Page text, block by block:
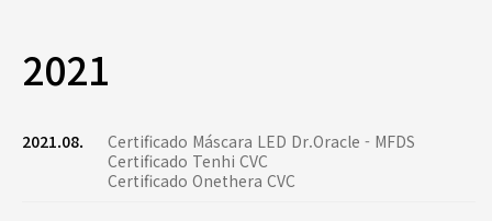
2021
2021.08.
Certificado Máscara LED Dr.Oracle - MFDS
Certificado Tenhi CVC
Certificado Onethera CVC